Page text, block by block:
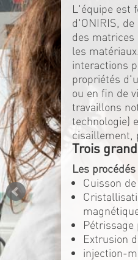
L'équipe est
d'ONIRIS,
des matrices
les
interactions
propriétés
ou en fin de
travaillons
technologie)
cisaillement,
Trois
Les
Cuisson
Pétrissage
Extrusion
injection-